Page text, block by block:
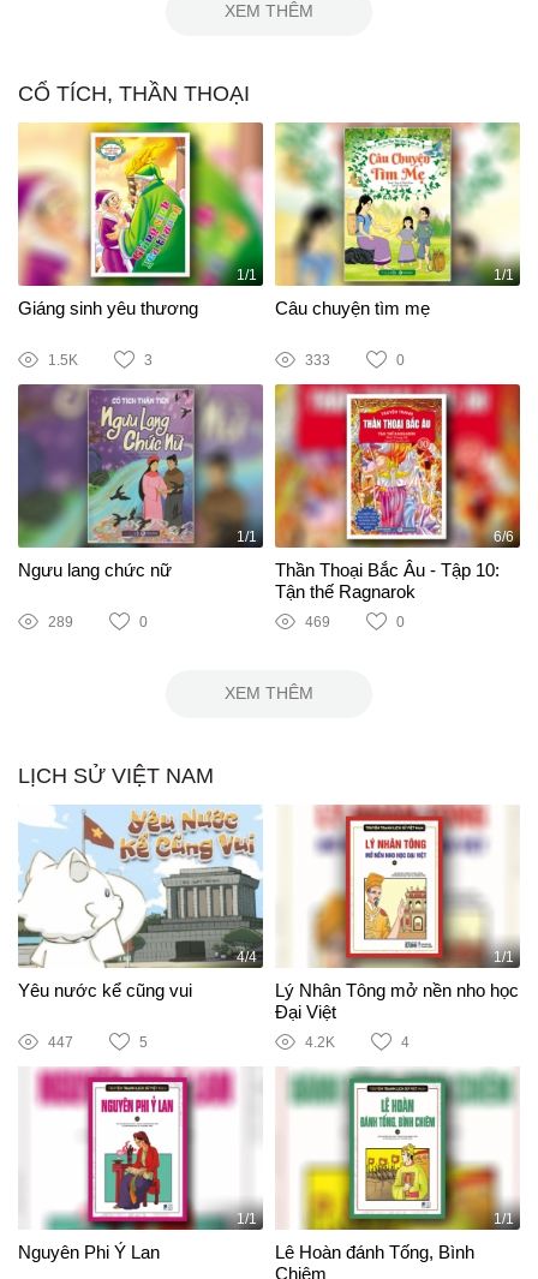
XEM THÊM
CỔ TÍCH, THẦN THOẠI
1/1
Giáng sinh yêu thương
1.5K 3
1/1
Câu chuyện tìm mẹ
333 0
1/1
Ngưu lang chức nữ
289 0
6/6
Thần Thoại Bắc Âu - Tập 10:
Tận thế Ragnarok
469 0
XEM THÊM
LỊCH SỬ VIỆT NAM
4/4
Yêu nước kể cũng vui
447 5
1/1
Lý Nhân Tông mở nền nho học
Đại Việt
4.2K 4
1/1
Nguyên Phi Ỷ Lan
1/1
Lê Hoàn đánh Tống, Bình
Chiêm